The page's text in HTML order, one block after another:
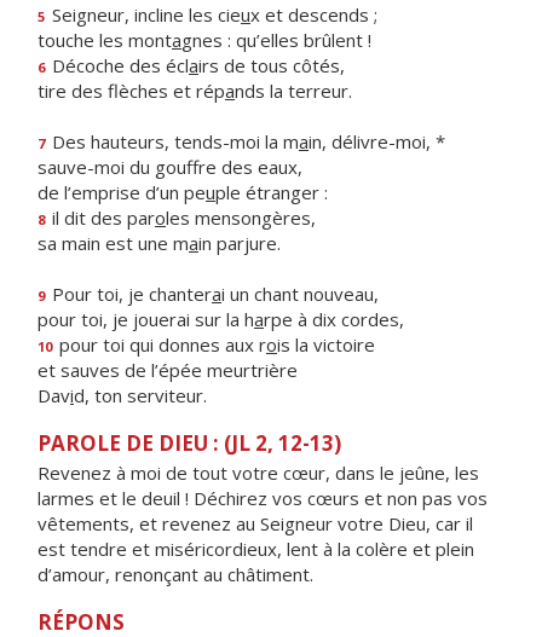
5 Seigneur, incline les cieux et descends ;
touche les montagnes : qu’elles brûlent !
6 Décoche des éclairs de tous côtés,
tire des flèches et répands la terreur.
7 Des hauteurs, tends-moi la main, délivre-moi, *
sauve-moi du gouffre des eaux,
de l’emprise d’un peuple étranger :
8 il dit des paroles mensongères,
sa main est une main parjure.
9 Pour toi, je chanterai un chant nouveau,
pour toi, je jouerai sur la harpe à dix cordes,
10 pour toi qui donnes aux rois la victoire
et sauves de l’épée meurtrière
David, ton serviteur.
PAROLE DE DIEU : (JL 2, 12-13)
Revenez à moi de tout votre cœur, dans le jeûne, les
larmes et le deuil ! Déchirez vos cœurs et non pas vos
vêtements, et revenez au Seigneur votre Dieu, car il
est tendre et miséricordieux, lent à la colère et plein
d’amour, renonçant au châtiment.
RÉPONS